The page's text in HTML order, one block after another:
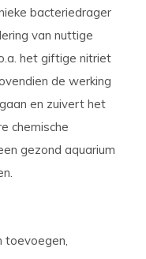
bacteriedrager
van nuttige
het giftige nitriet
de werking
en zuivert het
chemische
gezond aquarium
toevoegen,